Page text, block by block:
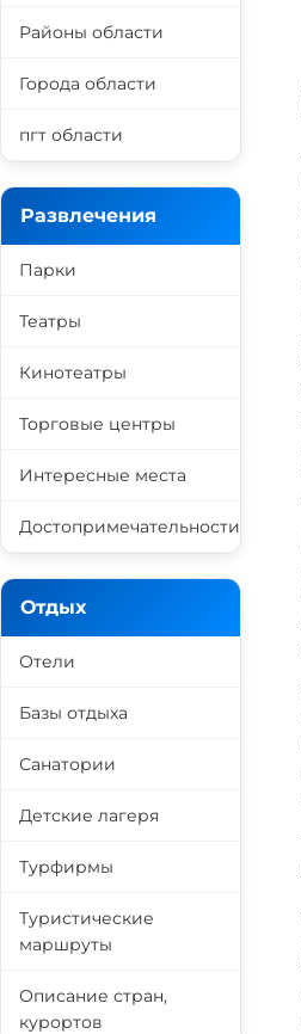
Районы области
Города области
пгт области
Развлечения
Парки
Театры
Кинотеатры
Торговые центры
Интересные места
Достопримечательности
Отдых
Отели
Базы отдыха
Санатории
Детские лагеря
Турфирмы
Туристические
маршруты
Описание стран,
курортов